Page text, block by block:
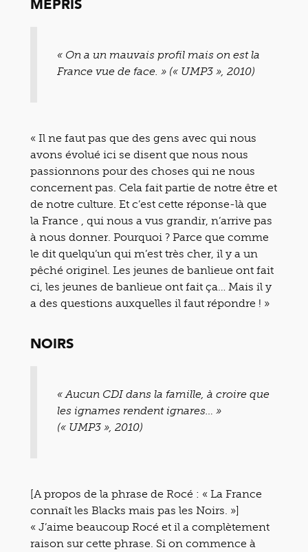
MÉPRIS
« On a un mauvais profil mais on est la
France vue de face. » (« UMP3 », 2010)
« Il ne faut pas que des gens avec qui nous
avons évolué ici se disent que nous nous
passionnons pour des choses qui ne nous
concernent pas. Cela fait partie de notre être et
de notre culture. Et c’est cette réponse-là que
la France , qui nous a vus grandir, n’arrive pas
à nous donner. Pourquoi ? Parce que comme
le dit quelqu’un qui m’est très cher, il y a un
pêché originel. Les jeunes de banlieue ont fait
ci, les jeunes de banlieue ont fait ça… Mais il y
a des questions auxquelles il faut répondre ! »
NOIRS
« Aucun CDI dans la famille, à croire que
les ignames rendent ignares… »
(« UMP3 », 2010)
[A propos de la phrase de Rocé : « La France
connaît les Blacks mais pas les Noirs. »]
« J’aime beaucoup Rocé et il a complètement
raison sur cette phrase. Si on commence à